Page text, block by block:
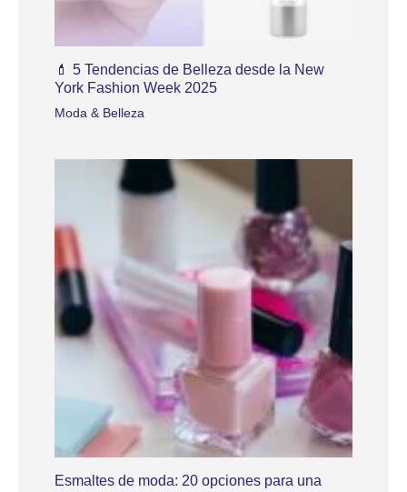
💄 5 Tendencias de Belleza desde la New
York Fashion Week 2025
Moda & Belleza
Esmaltes de moda: 20 opciones para una